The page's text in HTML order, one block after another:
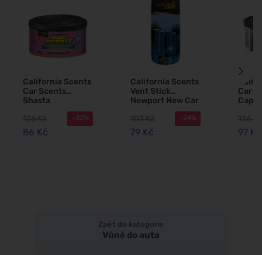
California Scents
Car Scents
Shasta
Strawberry vůně
do auta 42 g
126 Kč
86 Kč
-32%
California Scents
Vent Stick
Newport New Car
vůně do auta 4 ks
103 Kč
79 Kč
-24%
Car
auta
126 Kč
97 Kč
Zpět do kategorie
Vůně do auta